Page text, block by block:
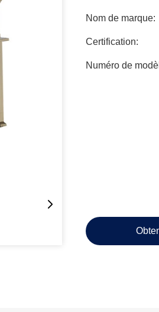
Nom de marque:
Certification:
Numéro de